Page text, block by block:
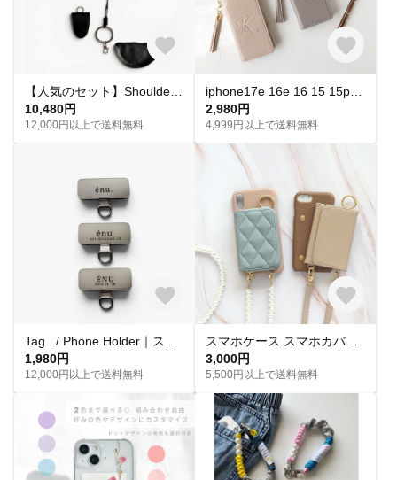
10,480円
12,000円以上で送料無料
2,980円
4,999円以上で送料無料
1,980円
12,000円以上で送料無料
スマホケース スマホカバー iPhoneケース【くすみ レザーorキルティング×カード入れor小銭入れ×ショートorロングストラップ】スマホショルダー ショルダー 背面収納 バイカラー ギフト 51
3,000円
5,500円以上で送料無料